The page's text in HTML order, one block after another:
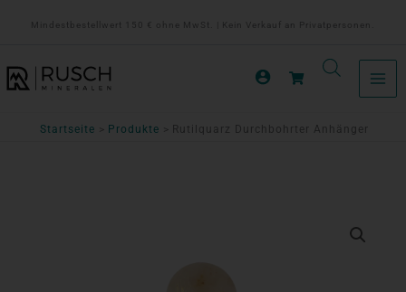
Mindestbestellwert 150 € ohne MwSt. | Kein Verkauf an Privatpersonen.
Startseite Produkte Rutilquarz Durchbohrter Anhänger